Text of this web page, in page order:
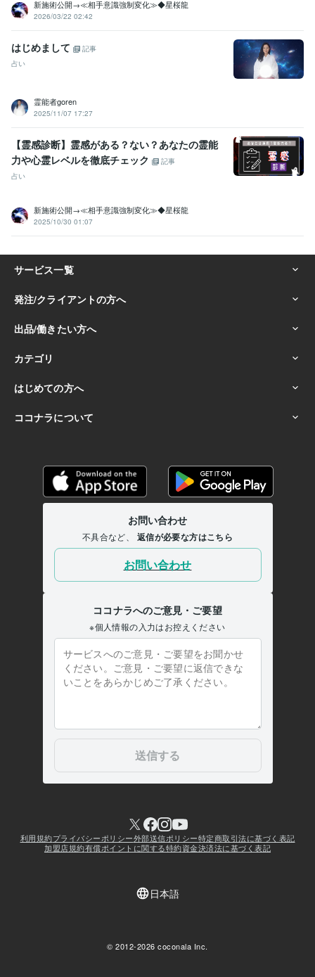
新施術公開→≪相手意識強制変化≫◆星桜龍
2026/03/22 02:42
はじめまして
記事
占い
霊能者goren
2025/11/07 17:27
【霊感診断】霊感がある？ない？あなたの霊能
力や心霊レベルを徹底チェック
記事
占い
新施術公開→≪相手意識強制変化≫◆星桜龍
2025/10/30 01:07